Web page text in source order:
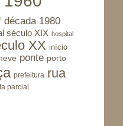
década 1980
século XIX hospital
XX início
ponte porto
prefeitura rua
parcial